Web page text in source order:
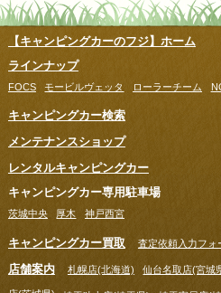
【キャンピングカーのフジ】ホーム
ラインナップ
FOCS モービルヴェッタ ローラーチーム
キャンピングカー検索
メンテナンスショップ
レンタルキャンピングカー
キャンピングカー専用駐車場
茨城中央 厚木 神戸西宮
キャンピングカー買取 査定依頼入力フォ
店舗案内 札幌店(北海道) 仙台名取店(宮城